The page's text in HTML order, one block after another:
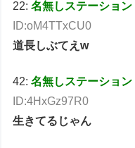
22:名無しステーション
ID:oM4TTxCU0
道長しぶてえw
42:名無しステーション
ID:4HxGz97R0
生きてるじゃん